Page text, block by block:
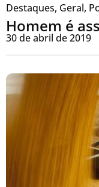
Destaques, Geral,
Homem é
30 de abril de 2019